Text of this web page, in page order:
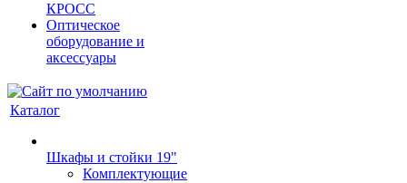
КРОСС
Оптическое
оборудование и
аксессуары
Каталог
Шкафы и стойки 19"
Комплектующие